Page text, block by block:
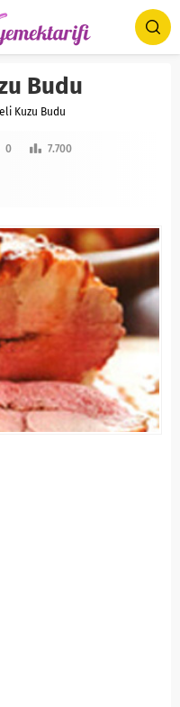
Budu
Kuzu Budu
0 7.700